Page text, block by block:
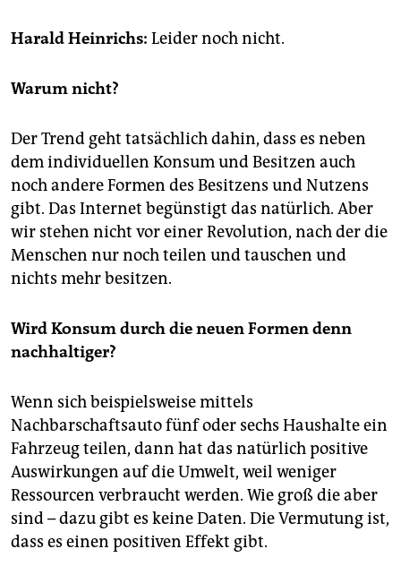
epaper login
Harald Heinrichs: Leider noch nicht.
Warum nicht?
Der Trend geht tatsächlich dahin, dass es neben
dem individuellen Konsum und Besitzen auch
noch andere Formen des Besitzens und Nutzens
gibt. Das Internet begünstigt das natürlich. Aber
wir stehen nicht vor einer Revolution, nach der die
Menschen nur noch teilen und tauschen und
nichts mehr besitzen.
Wird Konsum durch die neuen Formen denn
nachhaltiger?
Wenn sich beispielsweise mittels
Nachbarschaftsauto fünf oder sechs Haushalte ein
Fahrzeug teilen, dann hat das natürlich positive
Auswirkungen auf die Umwelt, weil weniger
Ressourcen verbraucht werden. Wie groß die aber
sind – dazu gibt es keine Daten. Die Vermutung ist,
dass es einen positiven Effekt gibt.